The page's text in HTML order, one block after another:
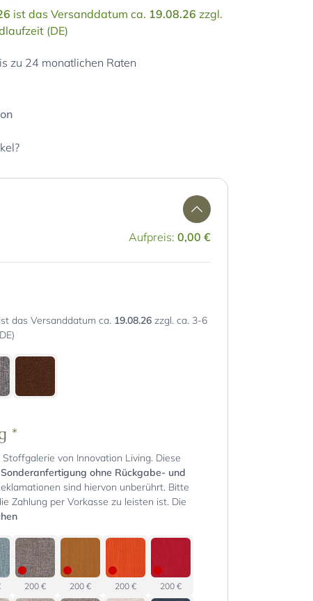
ist das Versanddatum ca. 19.08.26 zzgl.
(DE)
zu 24 monatlichen Raten
Aufpreis: 0,00 €
ist das Versanddatum ca. 19.08.26 zzgl. ca. 3-6
*
von Innovation Living. Diese
Sonderanfertigung ohne Rückgabe- und
sind hiervon unberührt. Bitte
Zahlung per Vorkasse zu leisten ist. Die
200 € 200 € 200 € 200 €